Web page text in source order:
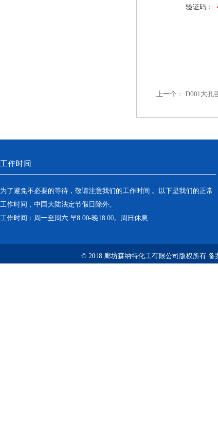
验证码：
上一个： D001大孔
工作时间
为了避免不必要的等待，敬请注意我们的工作时间 。以下是我们的正常
工作时间，中国大陆法定节假日除外。
工作时间：周一至周六 早8:00-晚18:00。周日休息
© 2018 廊坊森纳特化工有限公司版权所有 备